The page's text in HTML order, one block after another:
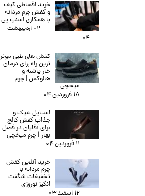
خرید اقساطی کیف
و کفش چرم مردانه
با همکاری اسنپ پی
۰۲ اردیبهشت
۰۴
کفش های طبی موثر
ترین راه برای درمان
خار پاشنه و
هالوکس | چرم
میخچی
۱۸ فروردین ۰۴
استایل شیک و
جذاب کفش کالج
برای آقایان در فصل
بهار | چرم میخچی
۱۱ فروردین ۰۴
خرید آنلاین کفش
چرم مردانه با
تخفیفات شگفت
انگیز نوروزی
۱۲ اسفند ۰۳